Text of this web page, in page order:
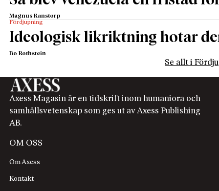
Magnus Ranstorp
Fördjupning
Ideologisk likriktning hotar
Bo Rothstein
Se allt i
Axess Magasin är en tidskrift inom humaniora och
samhällsvetenskap som ges ut av Axess Publishing
AB.
OM OSS
Om Axess
Kontakt